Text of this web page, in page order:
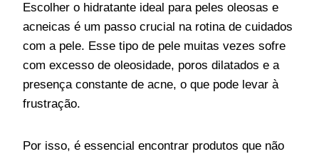
Escolher o hidratante ideal para peles oleosas e
acneicas é um passo crucial na rotina de cuidados
com a pele. Esse tipo de pele muitas vezes sofre
com excesso de oleosidade, poros dilatados e a
presença constante de acne, o que pode levar à
frustração.
Por isso, é essencial encontrar produtos que não